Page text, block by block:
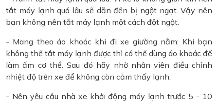
tắt máy lạnh quá lâu sẽ dẫn đến bị ngột ngạt. Vậy nên
bạn không nên tắt máy lạnh một cách đột ngột.
- Mang theo áo khoác khi đi xe giường nằm: Khi bạn
không thể tắt máy lạnh được thì có thể dùng áo khoác để
làm ấm cơ thể. Sau đó hãy nhờ nhân viên điều chỉnh
nhiệt độ trên xe để không còn cảm thấy lạnh.
- Nên yêu cầu nhà xe khởi động máy lạnh trước 5 - 10